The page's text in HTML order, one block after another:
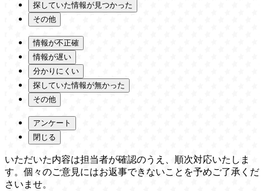
探していた情報が見つかった
その他
情報が不正確
情報が遅い
分かりにくい
探していた情報が無かった
その他
アンケート
閉じる
いただいた内容は担当者が確認のうえ、順次対応いたしま
す。個々のご意見にはお返事できないことを予めご了承くだ
さいませ。